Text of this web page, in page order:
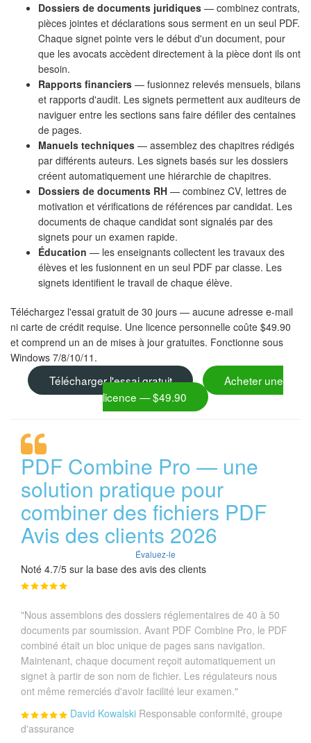
Dossiers de documents juridiques — combinez contrats,
pièces jointes et déclarations sous serment en un seul PDF.
Chaque signet pointe vers le début d'un document, pour
que les avocats accèdent directement à la pièce dont ils ont
besoin.
Rapports financiers — fusionnez relevés mensuels, bilans
et rapports d'audit. Les signets permettent aux auditeurs de
naviguer entre les sections sans faire défiler des centaines
de pages.
Manuels techniques — assemblez des chapitres rédigés
par différents auteurs. Les signets basés sur les dossiers
créent automatiquement une hiérarchie de chapitres.
Dossiers de documents RH — combinez CV, lettres de
motivation et vérifications de références par candidat. Les
documents de chaque candidat sont signalés par des
signets pour un examen rapide.
Éducation — les enseignants collectent les travaux des
élèves et les fusionnent en un seul PDF par classe. Les
signets identifient le travail de chaque élève.
Téléchargez l'essai gratuit de 30 jours — aucune adresse e-mail
ni carte de crédit requise. Une licence personnelle coûte $49.90
et comprend un an de mises à jour gratuites. Fonctionne sous
Windows 7/8/10/11.
Télécharger l'essai gratuit
Acheter une
licence — $49.90
PDF Combine Pro — une
solution pratique pour
combiner des fichiers PDF
Avis des clients 2026
Évaluez-le
Noté 4.7/5 sur la base des avis des clients
"Nous assemblons des dossiers réglementaires de 40 à 50
documents par soumission. Avant PDF Combine Pro, le PDF
combiné était un bloc unique de pages sans navigation.
Maintenant, chaque document reçoit automatiquement un
signet à partir de son nom de fichier. Les régulateurs nous
ont même remerciés d'avoir facilité leur examen."
David Kowalski Responsable conformité, groupe
d'assurance